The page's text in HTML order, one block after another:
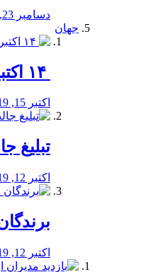
دسامبر 23, 2019
جهان
اکتبر 15, 2019
تبلیغ
اکتبر 12, 2019
اکتبر 12, 2019